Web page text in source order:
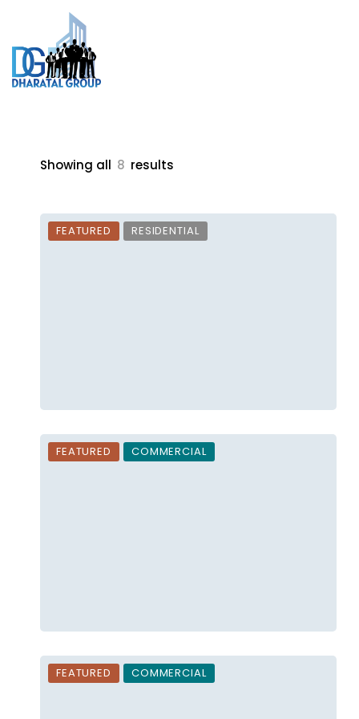
Showing all 8 results
FEATURED RESIDENTIAL
FEATURED COMMERCIAL
FEATURED COMMERCIAL